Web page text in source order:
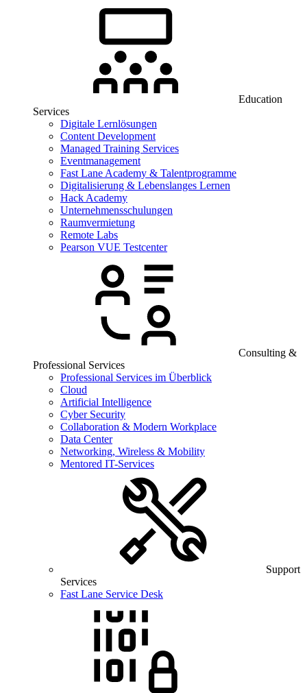
Education
Services
Digitale Lernlösungen
Content Development
Managed Training Services
Eventmanagement
Fast Lane Academy & Talentprogramme
Digitalisierung & Lebenslanges Lernen
Hack Academy
Unternehmensschulungen
Raumvermietung
Remote Labs
Pearson VUE Testcenter
Consulting &
Professional Services
Professional Services im Überblick
Cloud
Artificial Intelligence
Cyber Security
Collaboration & Modern Workplace
Data Center
Networking, Wireless & Mobility
Mentored IT-Services
Support
Services
Fast Lane Service Desk